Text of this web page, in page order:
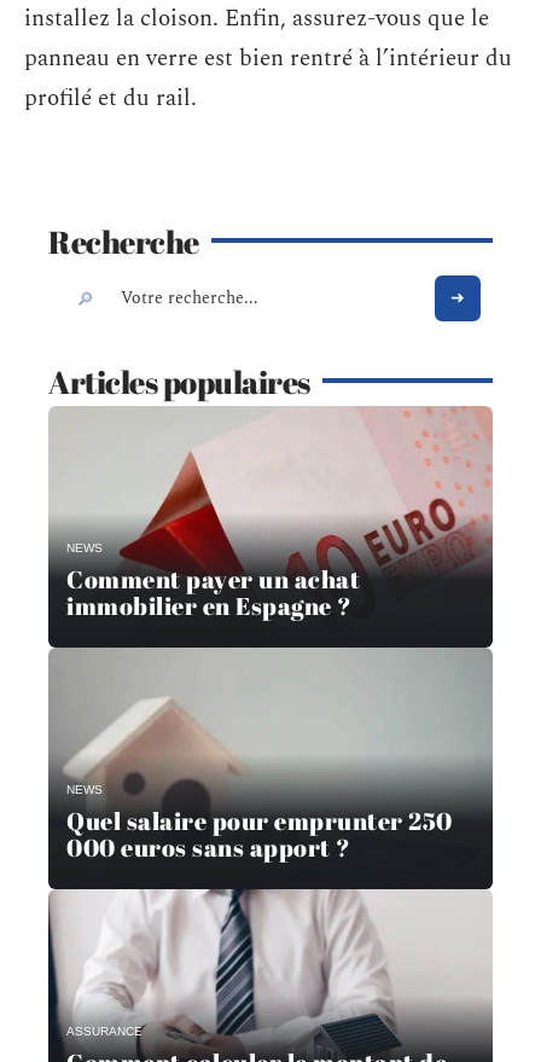
installez la cloison. Enfin, assurez-vous que le
panneau en verre est bien rentré à l’intérieur du
profilé et du rail.
Recherche
Articles populaires
NEWS
Comment payer un achat
immobilier en Espagne ?
NEWS
Quel salaire pour emprunter 250
000 euros sans apport ?
ASSURANCE